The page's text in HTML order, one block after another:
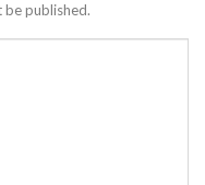
be published.